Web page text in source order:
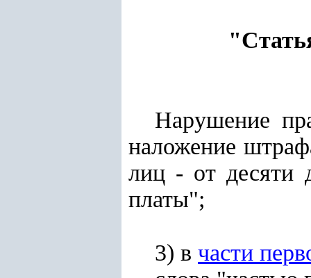
Нарушение
наложение
лиц - от десяти
платы";
3) в части